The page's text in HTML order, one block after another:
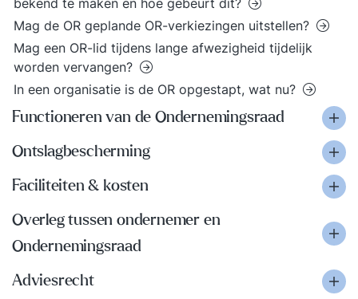
bekend te maken en hoe gebeurt dit?
Mag de OR geplande OR-verkiezingen uitstellen?
Mag een OR-lid tijdens lange afwezigheid tijdelijk
worden vervangen?
In een organisatie is de OR opgestapt, wat nu?
Functioneren van de Ondernemingsraad
Ontslagbescherming
Faciliteiten & kosten
Overleg tussen ondernemer en
Ondernemingsraad
Adviesrecht